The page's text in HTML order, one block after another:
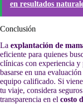
en resultados
Conclusión
La explantación de
eficiente para quienes
clínicas con experiencia
basarse en una
equipo calificado. Si
tu viaje, considera
transparencia en el costo